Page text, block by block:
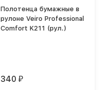
Полотенца бумажные в
рулоне Veiro Professional
Comfort K211 (рул.)
340₽